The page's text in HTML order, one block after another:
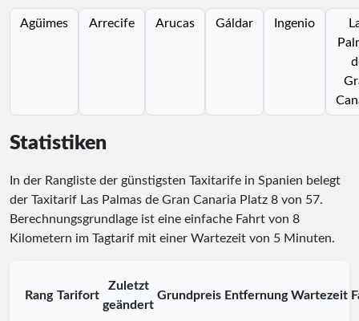
Agüimes Arrecife Arucas Gáldar Ingenio
Statistiken
In der Rangliste der günstigsten Taxitarife in Spanien belegt
der Taxitarif Las Palmas de Gran Canaria Platz 8 von 57.
Berechnungsgrundlage ist eine einfache Fahrt von 8
Kilometern im Tagtarif mit einer Wartezeit von 5 Minuten.
Rang Tarifort
Zuletzt
geändert
Grundpreis Entfernung Wartezeit